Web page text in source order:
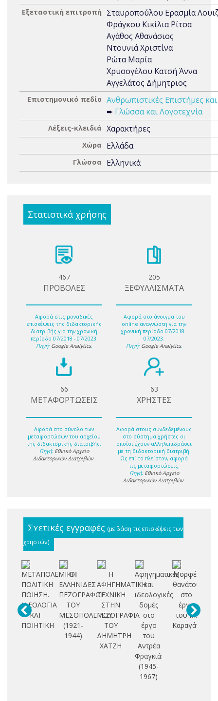
Εξεταστική επιτροπή
Σταυροπούλου Ερασμία
Φράγκου Κικίλια Ρίτσα
Αγάθος Αθανάσιος
Ντουνιά Χριστίνα
Ρώτα Μαρία
Χρυσογέλου Κατσή Άννα
Αγγελάτος Δήμητριος
Επιστημονικό πεδίο Ανθρωπιστικές Επιστήμες
➨ Γλώσσα και Λογοτεχνία
Λέξεις-κλειδιά Χαρακτήρες
Χώρα Ελλάδα
Γλώσσα Ελληνικά
Στατιστικά χρήσης
467
ΠΡΟΒΟΛΕΣ
Αφορά στις μοναδικές
επισκέψεις της διδακτορικής
διατριβής για την χρονική
περίοδο 07/2018 - 07/2023.
Πηγή: Google Analytics.
205
ΞΕΦΥΛΛΙΣΜΑΤΑ
Αφορά στο άνοιγμα του
online αναγνώστη για την
χρονική περίοδο 07/2018 -
07/2023.
Πηγή: Google Analytics.
66
ΜΕΤΑΦΟΡΤΩΣΕΙΣ
Αφορά στο σύνολο των
μεταφορτώσων του αρχείου
της διδακτορικής διατριβής.
Πηγή: Εθνικό Αρχείο
Διδακτορικών Διατριβών.
63
ΧΡΗΣΤΕΣ
Αφορά στους συνδεδεμένους
στο σύστημα χρήστες οι
οποίοι έχουν αλληλεπιδράσει
με τη διδακτορική διατριβή.
Ως επί το πλείστον, αφορά
τις μεταφορτώσεις.
Πηγή: Εθνικό Αρχείο
Διδακτορικών Διατριβών.
Σχετικές εγγραφές (με βάση τις επισκέψεις των
χρηστών)
ΜΕΤΑΠΟΛΕΜΙΚΗ
ΠΟΛΙΤΙΚΗ
ΠΟΙΗΣΗ.
ΙΔΕΟΛΟΓΙΑ
ΚΑΙ
ΠΟΙΗΤΙΚΗ
ΟΙ
ΕΛΛΗΝΙΔΕΣ
ΠΕΖΟΓΡΑΦΟΙ
ΤΟΥ
ΜΕΣΟΠΟΛΕΜΟΥ
(1921-
1944)
Η
ΑΦΗΓΗΜΑΤΙΚΗ
ΤΕΧΝΙΚΗ
ΣΤΗΝ
ΠΕΖΟΓΡΑΦΙΑ
ΤΟΥ
ΔΗΜΗΤΡΗ
ΧΑΤΖΗ
Αφηγηματικές
και
ιδεολογικές
δομές
στο
έργο
του
Αντρέα
Φραγκιά:
(1945-
1967)
Μορφές
θανάτου
στο
έργο
του Μ.
Καραγάτση